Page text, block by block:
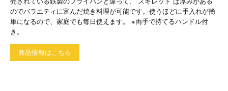
のでバラエティに富んだ焼き料理が可能です。使うほどに手入れが簡
単になるので、家庭でも毎日使えます。 ※両手で持てるハンドル付
き。
商品情報はこちら